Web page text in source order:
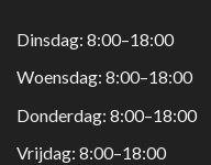
Dinsdag: 8:00–18:00
Woensdag: 8:00–18:00
Donderdag: 8:00–18:00
Vrijdag: 8:00–18:00